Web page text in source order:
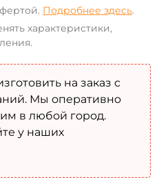
Подробнее здесь.
характеристики,
на заказ с
Мы оперативно
в любой город.
у наших